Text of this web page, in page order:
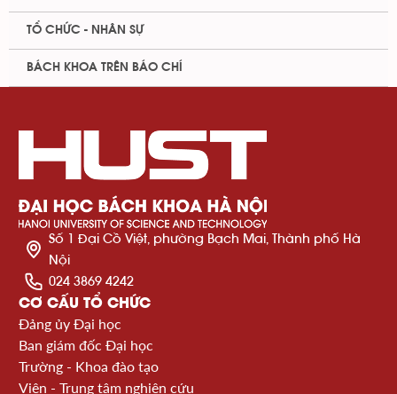
TỔ CHỨC - NHÂN SỰ
BÁCH KHOA TRÊN BÁO CHÍ
Số 1 Đại Cồ Việt, phường Bạch Mai, Thành phố Hà
Nội
024 3869 4242
CƠ CẤU TỔ CHỨC
Đảng ủy Đại học
Ban giám đốc Đại học
Trường - Khoa đào tạo
Viện - Trung tâm nghiên cứu